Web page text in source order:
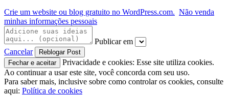
Crie um website ou blog gratuito no WordPress.com. Não venda
minhas informações pessoais
Publicar em
Cancelar
Privacidade e cookies: Esse site utiliza cookies.
Ao continuar a usar este site, você concorda com seu uso.
Para saber mais, inclusive sobre como controlar os cookies, consulte
aqui: Política de cookies